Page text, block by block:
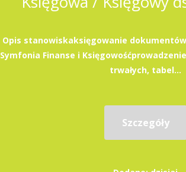
Opis stanowiskaksięgowanie
Symfonia Finanse i
trwałych, tabel...
Szczegóły